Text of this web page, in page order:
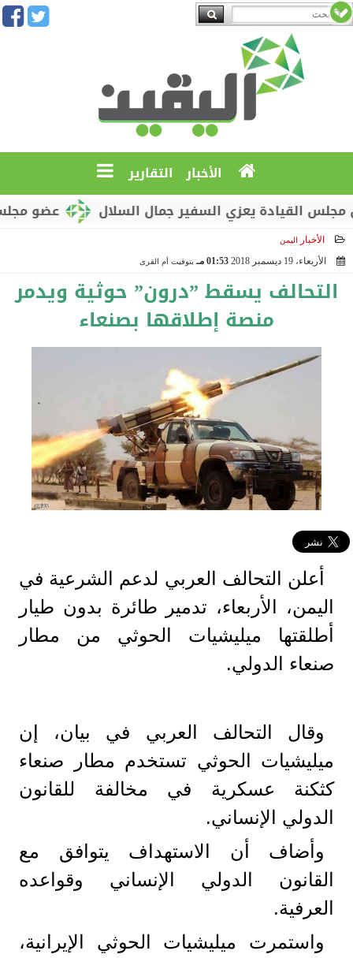
الأخبار التقارير
عضو مجلس
يعزي السفير جمال السلال
الأخبار اليمن
الأربعاء، 19 ديسمبر 2018 01:53 مـ بتوقيت أم القرى
التحالف يسقط ”درون” حوثية ويدمر
منصة إطلاقها بصنعاء
أعلن التحالف العربي لدعم الشرعية في
اليمن، الأربعاء، تدمير طائرة بدون طيار
أطلقتها ميليشيات الحوثي من مطار
صنعاء الدولي.
وقال التحالف العربي في بيان، إن
ميليشيات الحوثي تستخدم مطار صنعاء
كثكنة عسكرية في مخالفة للقانون
الدولي الإنساني.
وأضاف أن الاستهداف يتوافق مع
القانون الدولي الإنساني وقواعده
العرفية.
واستمرت ميليشيات الحوثي الإيرانية،